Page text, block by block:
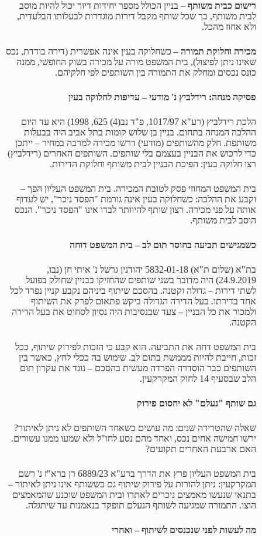
רישום כבית משותף – בניין הכולל מספר יחידות דיור יכול להיות מוסב
לבית משותף, כך שכל שותף מקבל דירות מוגדרות לבעלותו הבלעדית,
ולא אחוז מהכל.
מכירה וחלוקת תמורה – כשחלוקה בעין אינה אפשרית (דירה בודדת, נכס
שאינו ניתן לפיצול), בית המשפט מורה על מכירה בשוק החופשי, ממנה
כונס נכסים ומחלק את התמורה בין השותפים לפי חלקיהם.
פסיקה מנחה: רידלביץ נ' מודעי – עדיפות לחלוקה בעין
הלכת רידלביץ (רע"א 1017/97, פ"ד נב(4) 625, 1998) היא עד היום
ההלכה המנחה בתחום. בניין בן שלוש קומות בתל אביב היה בבעלות
משותפת. חלק מהשותפים (מודעי) דרשו מכירה למרבה במחיר – ייתכן
כדי לרכוש את הבניין בעצמם בלי שותפים. השותפים האחרים (רידלביץ)
רצו חלוקה בעין: הפיכת הבניין לבית משותף וחלוקת הדירות.
בית המשפט המחוזי פסק לטובת המכירה. בית המשפט העליון הפך –
וקבע את ההלכה: כשחלוקה בעין אינה גורמת "הפסד ניכר", יש לעדוף
אותה על פני מכירה. רצון שותף להיוותר לבדו אינו "הפסד ניכר". הנכס
הוסב לבית משותף.
כשמגישים תביעה בחוסר תום לב – בית המשפט דוחה
בת"א (שלום ת"א) 5832-01-18 יהודנין גרשל נ' איתי חן (נבו,
24.9.2019) היה מדובר בשני שותפים שהחזיקו בבניין שחולק בפועל
לשתי דירות – גדולה וקטנה. בהסכם שיתוף ביניהם נקבע קניין נפרד לכל
אחד בדירתו. בעל הדירה הגדולה ביקש פתאום לפרק את השיתוף
ולמכור את כל הבניין – צעד שבנסיבות היה נסיון לסחוט את בעל הדירה
הקטנה.
בית המשפט דחה את התביעה. הוא קבע כי הזכות לפירוק שיתוף, ככל
זכות, חייבת להיות מממשת בתום לב. שימוש בה ככלי לחץ, כאשר בין
השותפים כבר הוסדרה הפרדה מעשית בהסכם – נוגד את עקרון תום
הלב שבסעיף 14 לחוק המקרקעין.
גם שותף "נעלם" לא יחסום פירוק
שאלה שהטרידה שנים: מה עושים כשאחד השותפים לא ניתן לאיתור?
ירשו חמישה אחים נכס, ואחד מהם נסע לחו"ל ולא שמעו ממנו עשורים.
האם ארבעת האחרים תקועים?
בית המשפט העליון פרץ את הדרך ברע"א 6889/23 רן ברא"ז נ' רשם
המקרקעין: ניתן להורות על פירוק שיתוף גם כששותף אינו ניתן לאיתור –
בתנאי שנעשו מאמצים ניכרים לאתרו ובית המשפט שוכנע שהמאמצים
הוצו. התמורה שמגיעה לשותף הנעלם תופקד בנאמנות עד שיתגלה.
מה לעשות לפני שנכנסים לשיתוף – ואחרי